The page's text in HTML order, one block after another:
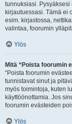
tunnuksiasi.
kirjautuessasi. Tämä ei
esim. kirjastossa,
valintaa, foorumin
Ylös
Mitä “Poista foorumin
“Poista foorumin
tunnistavat sinut ja
myös toimintoja, kuten
käyttöönottamia. Jos
foorumin evästeiden
Ylös